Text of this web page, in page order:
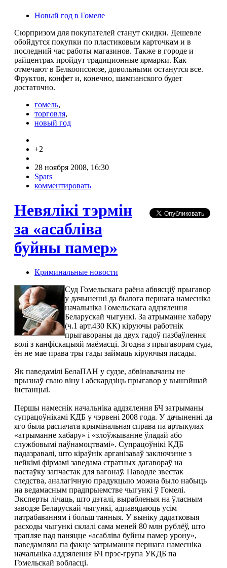
Новый год в Гомеле
Сюрпризом для покупателей станут скидки. Дешевле
обойдутся покупки по пластиковым карточкам и в
последний час работы магазинов. Также в городе и
райцентрах пройдут традиционные ярмарки. Как
отмечают в Белкоопсоюзе, довольными останутся все.
Фруктов, конфет и, конечно, шампанского будет
достаточно.
гомель,
торговля,
новый год
+2
28 ноября 2008, 16:30
Spars
комментировать
Невялiкi тэрмiн
за «асаблiва
буйны памер»
Криминальные новости
Суд Гомельскага раёна абвясцiў прыгавор
у дачыненнi да былога першага намеснiка
начальнiка Гомельскага аддзялення
Беларускай чыгункi. За атрыманне хабару
(ч.1 арт.430 КК) кiруючы работнiк
прыгавораны да двух гадоў пазбаўлення
волi з канфiскацыяй маёмасцi. Згодна з прыгаворам суда,
ён не мае права тры гады займаць кiруючыя пасады.
Як паведамiлi БелаПАН у судзе, абвiнавачаны не
прызнаў сваю вiну i абскардзiць прыгавор у вышэйшай
iнстанцыi.
Першы намеснiк начальнiка аддзялення БЧ затрыманы
супрацоўнiкамi КДБ у чэрвенi 2008 года. У дачыненнi да
яго была распачата крымiнальная справа па артыкулах
«атрыманне хабару» i «злоўжыванне ўладай або
службовымi паўнамоцтвамi». Супрацоўнiкi КДБ
падазравалi, што кiраўнiк арганiзаваў заключэнне з
нейкiмi фiрмамi заведама стратных дагавораў на
пастаўку запчастак для вагонаў. Паводле звестак
следства, аналагiчную прадукцыю можна было набыць
на ведамасным прадпрыемстве чыгункi ў Гомелi.
Эксперты лiчаць, што дэталi, вырабленыя на ўласным
заводзе Беларускай чыгункi, адпавядаюць усiм
патрабаванням i больш танныя. У вынiку дадатковыя
расходы чыгункi склалi сама меней 80 млн рублёў, што
трапляе пад паняцце «асаблiва буйны памер урону»,
паведамляла па факце затрымання першага намеснiка
начальнiка аддзялення БЧ прэс-група УКДБ па
Гомельскай вобласцi.